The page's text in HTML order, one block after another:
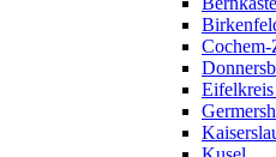
Cochem-